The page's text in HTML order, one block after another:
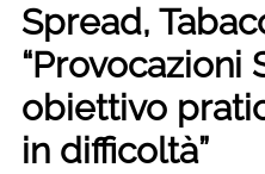
Spread,
“Provocazioni
obiettivo
in difficoltà”